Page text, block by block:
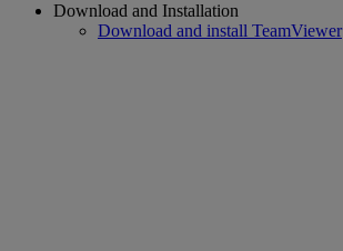
Download and Installation
Download and install TeamViewer